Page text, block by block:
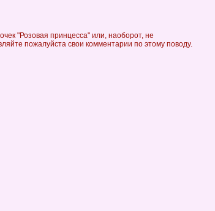
"Розовая принцесса" или, наоборот, не
пожалуйста свои комментарии по этому поводу.